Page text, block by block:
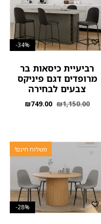
34%-
רביעיית כיסאות בר
מרופדים דגם פיניקס
צבעים לבחירה
₪1,150.00
₪749.00
משלוח חינם!
28%-